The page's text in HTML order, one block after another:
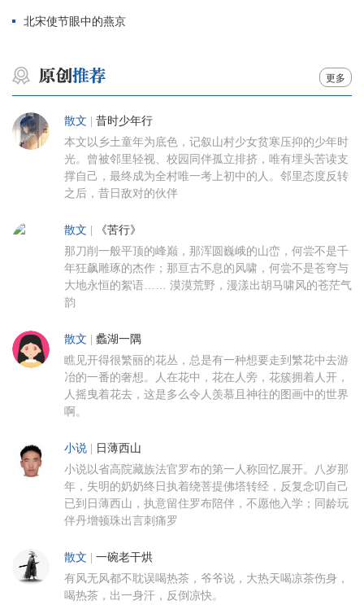
北宋使节眼中的燕京
更多
散文 昔时少年行
本文以乡土童年为底色，记叙山村少女贫寒压抑的少年时
光。曾被邻里轻视、校园同伴孤立排挤，唯有埋头苦读支
撑自己，最终成为全村唯一考上初中的人。邻里态度反转
之后，昔日敌对的伙伴
散文 《苦行》
那刀削一般平顶的峰巅，那浑圆巍峨的山峦，何尝不是千
年狂飙雕琢的杰作；那亘古不息的风啸，何尝不是苍穹与
大地永恒的絮语…… 漠漠荒野，漫漾出胡马啸风的苍茫气
韵
散文 蠡湖一隅
瞧见开得很繁丽的花丛，总是有一种想要走到繁花中去游
冶的一番的奢想。人在花中，花在人旁，花簇拥着人开，
人摇曳着花去，这是多么令人羡慕且神往的图画中的世界
啊。
小说 日薄西山
小说以省高院藏族法官罗布的第一人称回忆展开。八岁那
年，失明的奶奶终日执着绕菩提佛塔转经，反复念叨自己
已到日薄西山，执意留住罗布陪伴，不愿他入学；同龄玩
伴丹增顿珠出言刺痛罗
散文 一碗老干烘
有风无风都不耽误喝热茶，爷爷说，大热天喝凉茶伤身，
喝热茶，出一身汗，反倒凉快。